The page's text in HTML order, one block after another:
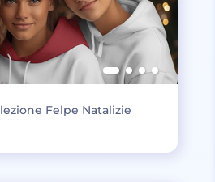
Felpe Natalizie